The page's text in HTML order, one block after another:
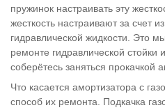
пружинок настраивать эту
жесткость настраивают за счет
гидравлической жидкости. Это
ремонте гидравлической стойки
соберётесь заняться прокачкой
Что касается амортизатора с
способ их ремонта. Подкачка